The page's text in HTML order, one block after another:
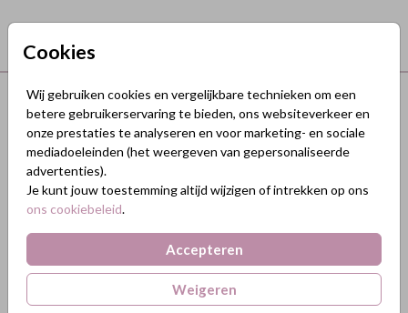
Cookies
Wij gebruiken cookies en vergelijkbare technieken om een
betere gebruikerservaring te bieden, ons websiteverkeer en
onze prestaties te analyseren en voor marketing- en sociale
mediadoeleinden (het weergeven van gepersonaliseerde
advertenties).
Je kunt jouw toestemming altijd wijzigen of intrekken op ons
ons cookiebeleid.
Accepteren
Weigeren
Terug naar boven
GeluksKaartjes.nl
Nikkelweg 45
2401MM Alphen a/d Rijn
Nederland
KVK: 84438665
BTW: NL863211185B01